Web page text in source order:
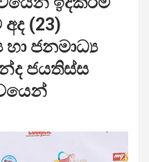
(23)
ජනමාධ්‍ය
ජයතිස්ස